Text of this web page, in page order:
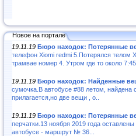
Новое на портале
19.11.19 Бюро находок: Потерянные
телефон Xiomi redmi 5.Потерялся телом
трамвае номер 4. Утром где то около
19.11.19 Бюро находок: Найденные
сумочка.В автобусе #88 летом, найдена
прилагается,но две вещи , о..
19.11.19 Бюро находок: Потерянные
перчатки.13 ноября 2019 года оставлены
автобусе - маршрут № 36...